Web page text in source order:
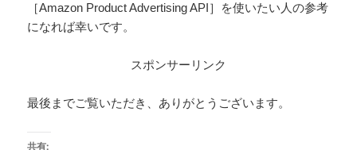
［Amazon Product Advertising API］を使いたい人の参考
になれば幸いです。
スポンサーリンク
最後までご覧いただき、ありがとうございます。
共有: